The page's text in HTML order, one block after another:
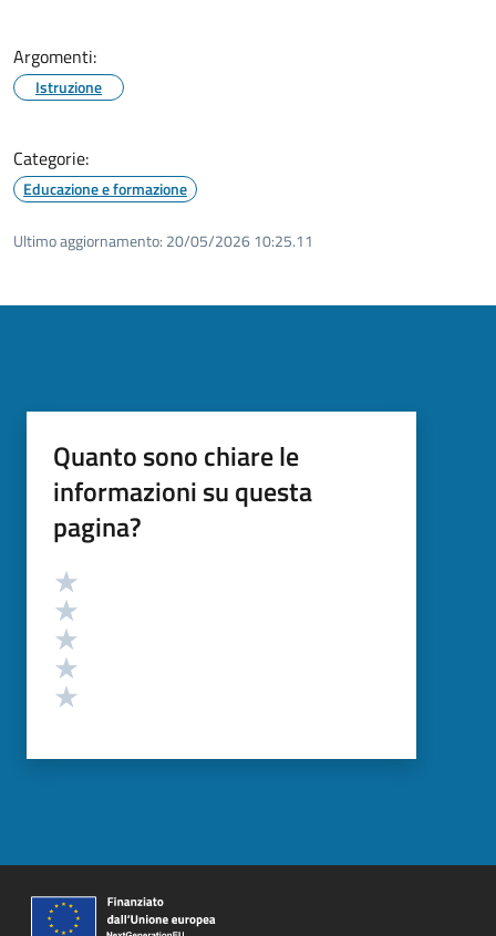
Argomenti:
Istruzione
Categorie:
Educazione e formazione
Ultimo aggiornamento: 20/05/2026 10:25.11
Quanto sono chiare le
informazioni su questa
pagina?
Valutazione